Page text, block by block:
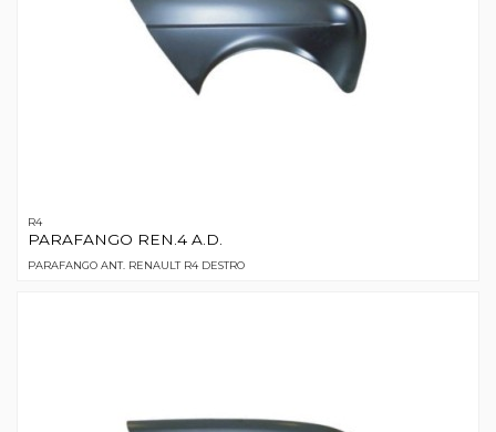
R4
PARAFANGO REN.4 A.D.
PARAFANGO ANT. RENAULT R4 DESTRO